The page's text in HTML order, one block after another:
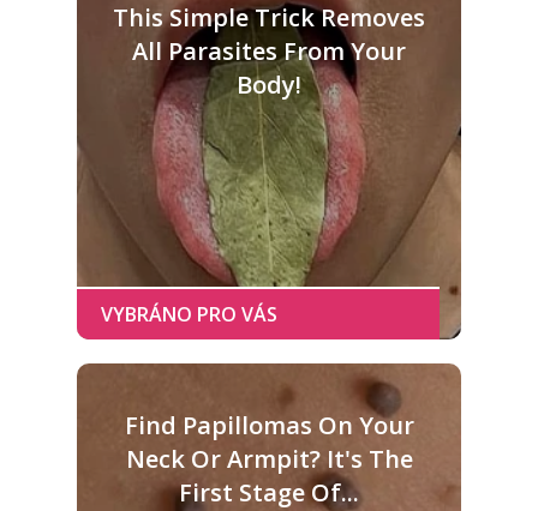
This Simple Trick Removes
All Parasites From Your
Body!
Find Papillomas On Your
Neck Or Armpit? It's The
First Stage Of...